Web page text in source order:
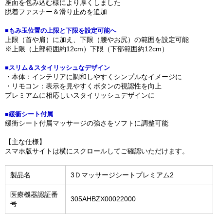
座面を包み込む様により厚くしました
脱着ファスナー＆滑り止めを追加
■もみ玉位置の上限と下限を設定可能へ
上限（首や肩）に加え、下限（腰やお尻）の範囲を設定可能
※上限（上部範囲約12cm）下限（下部範囲約12cm）
■スリム＆スタイリッシュなデザイン
・本体：インテリアに調和しやすくシンプルなイメージに
・リモコン：表示を見やすくボタンの視認性を向上
プレミアムに相応しいスタイリッシュデザインに
■緩衝シート付属
緩衝シート付属マッサージの強さをソフトに調整可能
【主な仕様】
スマホ版サイトは横にスクロールしてご確認いただけます。
製品名 3Ｄマッサージシートプレミアム2
医療機器認証番
号
305AHBZX00022000